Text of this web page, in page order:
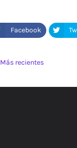
Más recientes